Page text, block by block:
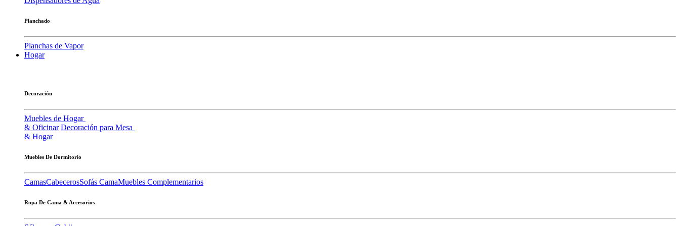
Planchado
Planchas de Vapor
Hogar
Decoración
Muebles de Hogar
& Oficinar Decoración para Mesa
& Hogar
Muebles De Dormitorio
CamasCabecerosSofás CamaMuebles Complementarios
Ropa De Cama & Accesorios